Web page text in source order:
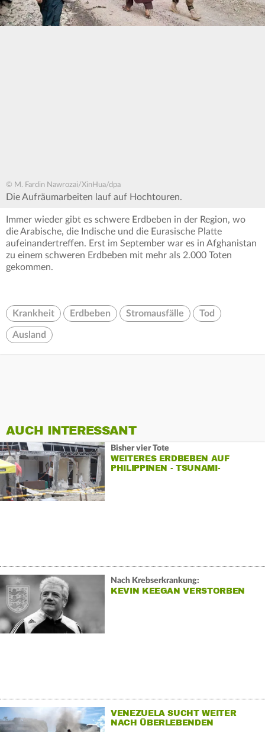
© M. Fardin Nawrozai/XinHua/dpa
Die Aufräumarbeiten lauf auf Hochtouren.
Immer wieder gibt es schwere Erdbeben in der Region, wo
die Arabische, die Indische und die Eurasische Platte
aufeinandertreffen. Erst im September war es in Afghanistan
zu einem schweren Erdbeben mit mehr als 2.000 Toten
gekommen.
Krankheit Erdbeben Stromausfälle Tod
Ausland
AUCH INTERESSANT
Bisher vier Tote
WEITERES ERDBEBEN AUF
PHILIPPINEN - TSUNAMI-
Nach Krebserkrankung:
KEVIN KEEGAN VERSTORBEN
VENEZUELA SUCHT WEITER
NACH ÜBERLEBENDEN